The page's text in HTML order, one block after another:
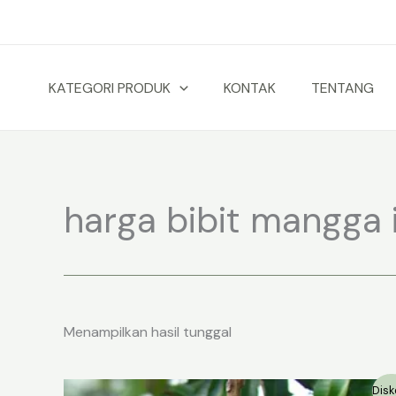
KATEGORI PRODUK
KONTAK TENTANG
harga bibit mangga
Menampilkan hasil tunggal